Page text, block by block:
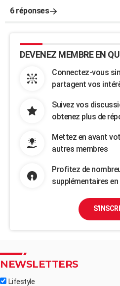
6 réponses
DEVENEZ MEMBRE EN
Connectez-vous
partagent vos
Suivez vos
obtenez plus de
Mettez en avant
autres membres
Profitez de
supplémentaires
NEWSLETTERS
Lifestyle